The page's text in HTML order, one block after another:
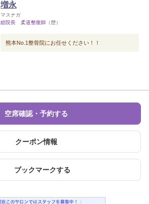
増永
マスナガ
総院長 柔道整復師 （歴）
熊本No.1整骨院にお任せください！！
空席確認・予約する
クーポン情報
ブックマークする